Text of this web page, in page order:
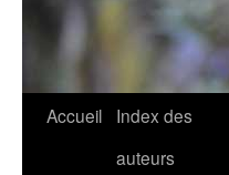
Accueil
Index des
auteurs